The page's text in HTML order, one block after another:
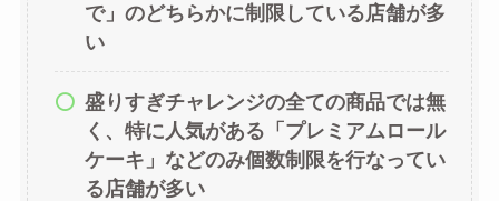
で」のどちらかに制限している店舗が多
い
盛りすぎチャレンジの全ての商品では無
く、特に人気がある「プレミアムロール
ケーキ」などのみ個数制限を行なってい
る店舗が多い